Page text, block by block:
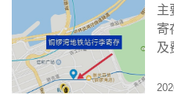
主
寄
及